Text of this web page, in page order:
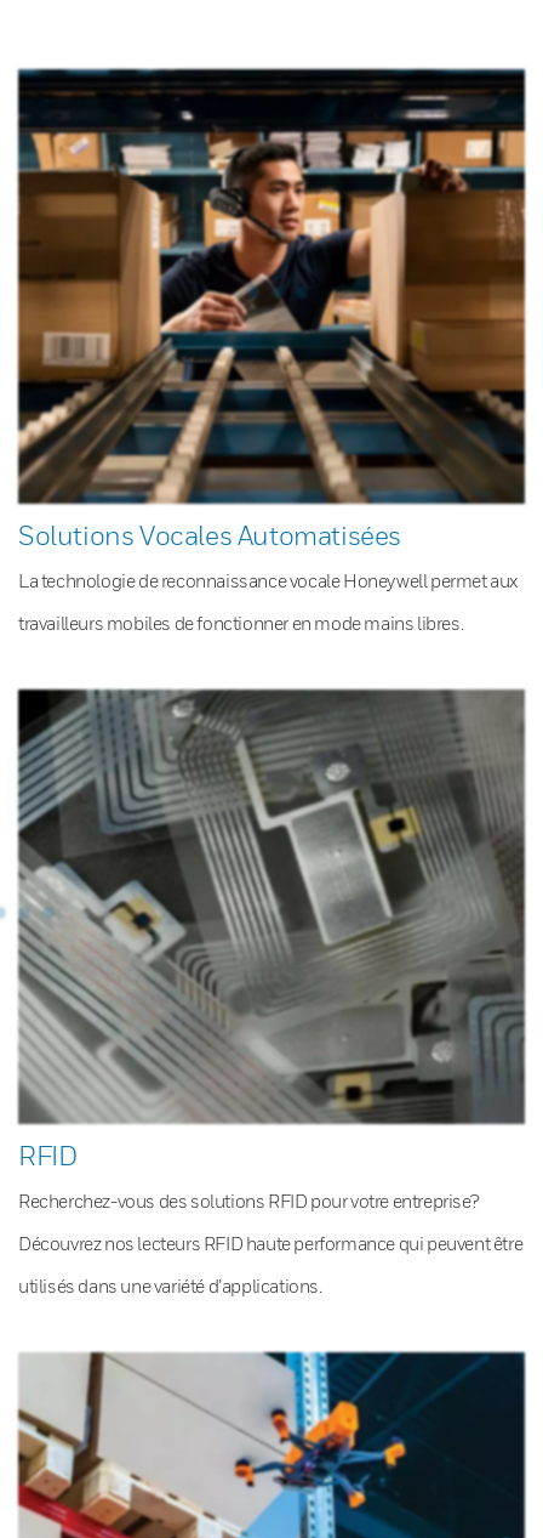
Solutions Vocales Automatisées
La technologie de reconnaissance vocale Honeywell permet aux
travailleurs mobiles de fonctionner en mode mains libres.
RFID
Recherchez-vous des solutions RFID pour votre entreprise?
Découvrez nos lecteurs RFID haute performance qui peuvent être
utilisés dans une variété d’applications.